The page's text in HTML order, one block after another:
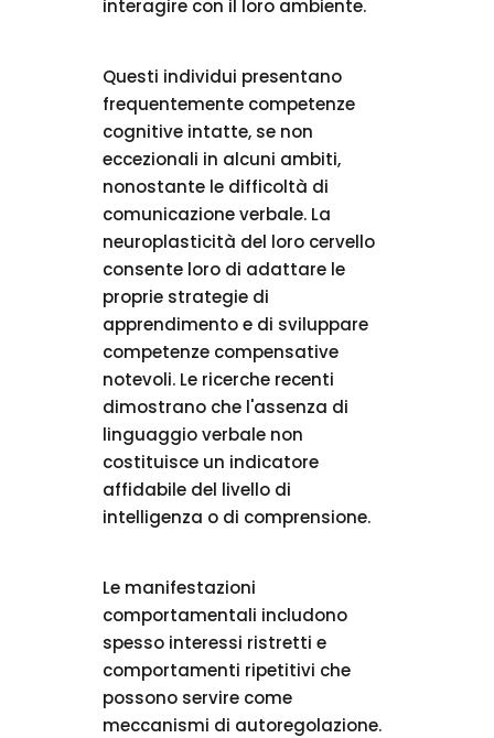
interagire con il loro ambiente.
Questi individui presentano
frequentemente competenze
cognitive intatte, se non
eccezionali in alcuni ambiti,
nonostante le difficoltà di
comunicazione verbale. La
neuroplasticità del loro cervello
consente loro di adattare le
proprie strategie di
apprendimento e di sviluppare
competenze compensative
notevoli. Le ricerche recenti
dimostrano che l'assenza di
linguaggio verbale non
costituisce un indicatore
affidabile del livello di
intelligenza o di comprensione.
Le manifestazioni
comportamentali includono
spesso interessi ristretti e
comportamenti ripetitivi che
possono servire come
meccanismi di autoregolazione.